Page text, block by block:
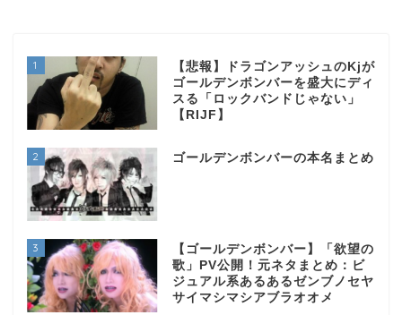
1
【悲報】ドラゴンアッシュのKjが
ゴールデンボンバーを盛大にディ
スる「ロックバンドじゃない」
【RIJF】
2 ゴールデンボンバーの本名まとめ
3
【ゴールデンボンバー】「欲望の
歌」PV公開！元ネタまとめ：ビ
ジュアル系あるあるゼンブノセヤ
サイマシマシアブラオオメ